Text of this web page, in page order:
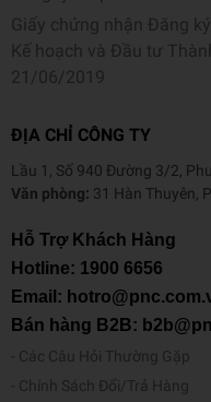
Giấy chứng nhận Đăng
Kế hoạch và Đầu tư
21/06/2019
ĐỊA CHỈ CÔNG TY
Lầu 1, Số 940 Đường 3/2,
Văn phòng: 31 Hàn Thuyên,
Hỗ Trợ Khách Hàng
Hotline: 1900 6656
Email:
Bán hàng B2B:
Các Câu Hỏi Thường Gặp
Chính Sách Đổi/Trả Hàng